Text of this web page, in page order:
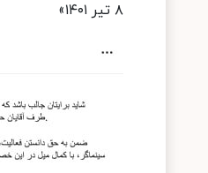
۸ تیر ۱۴۰۱»